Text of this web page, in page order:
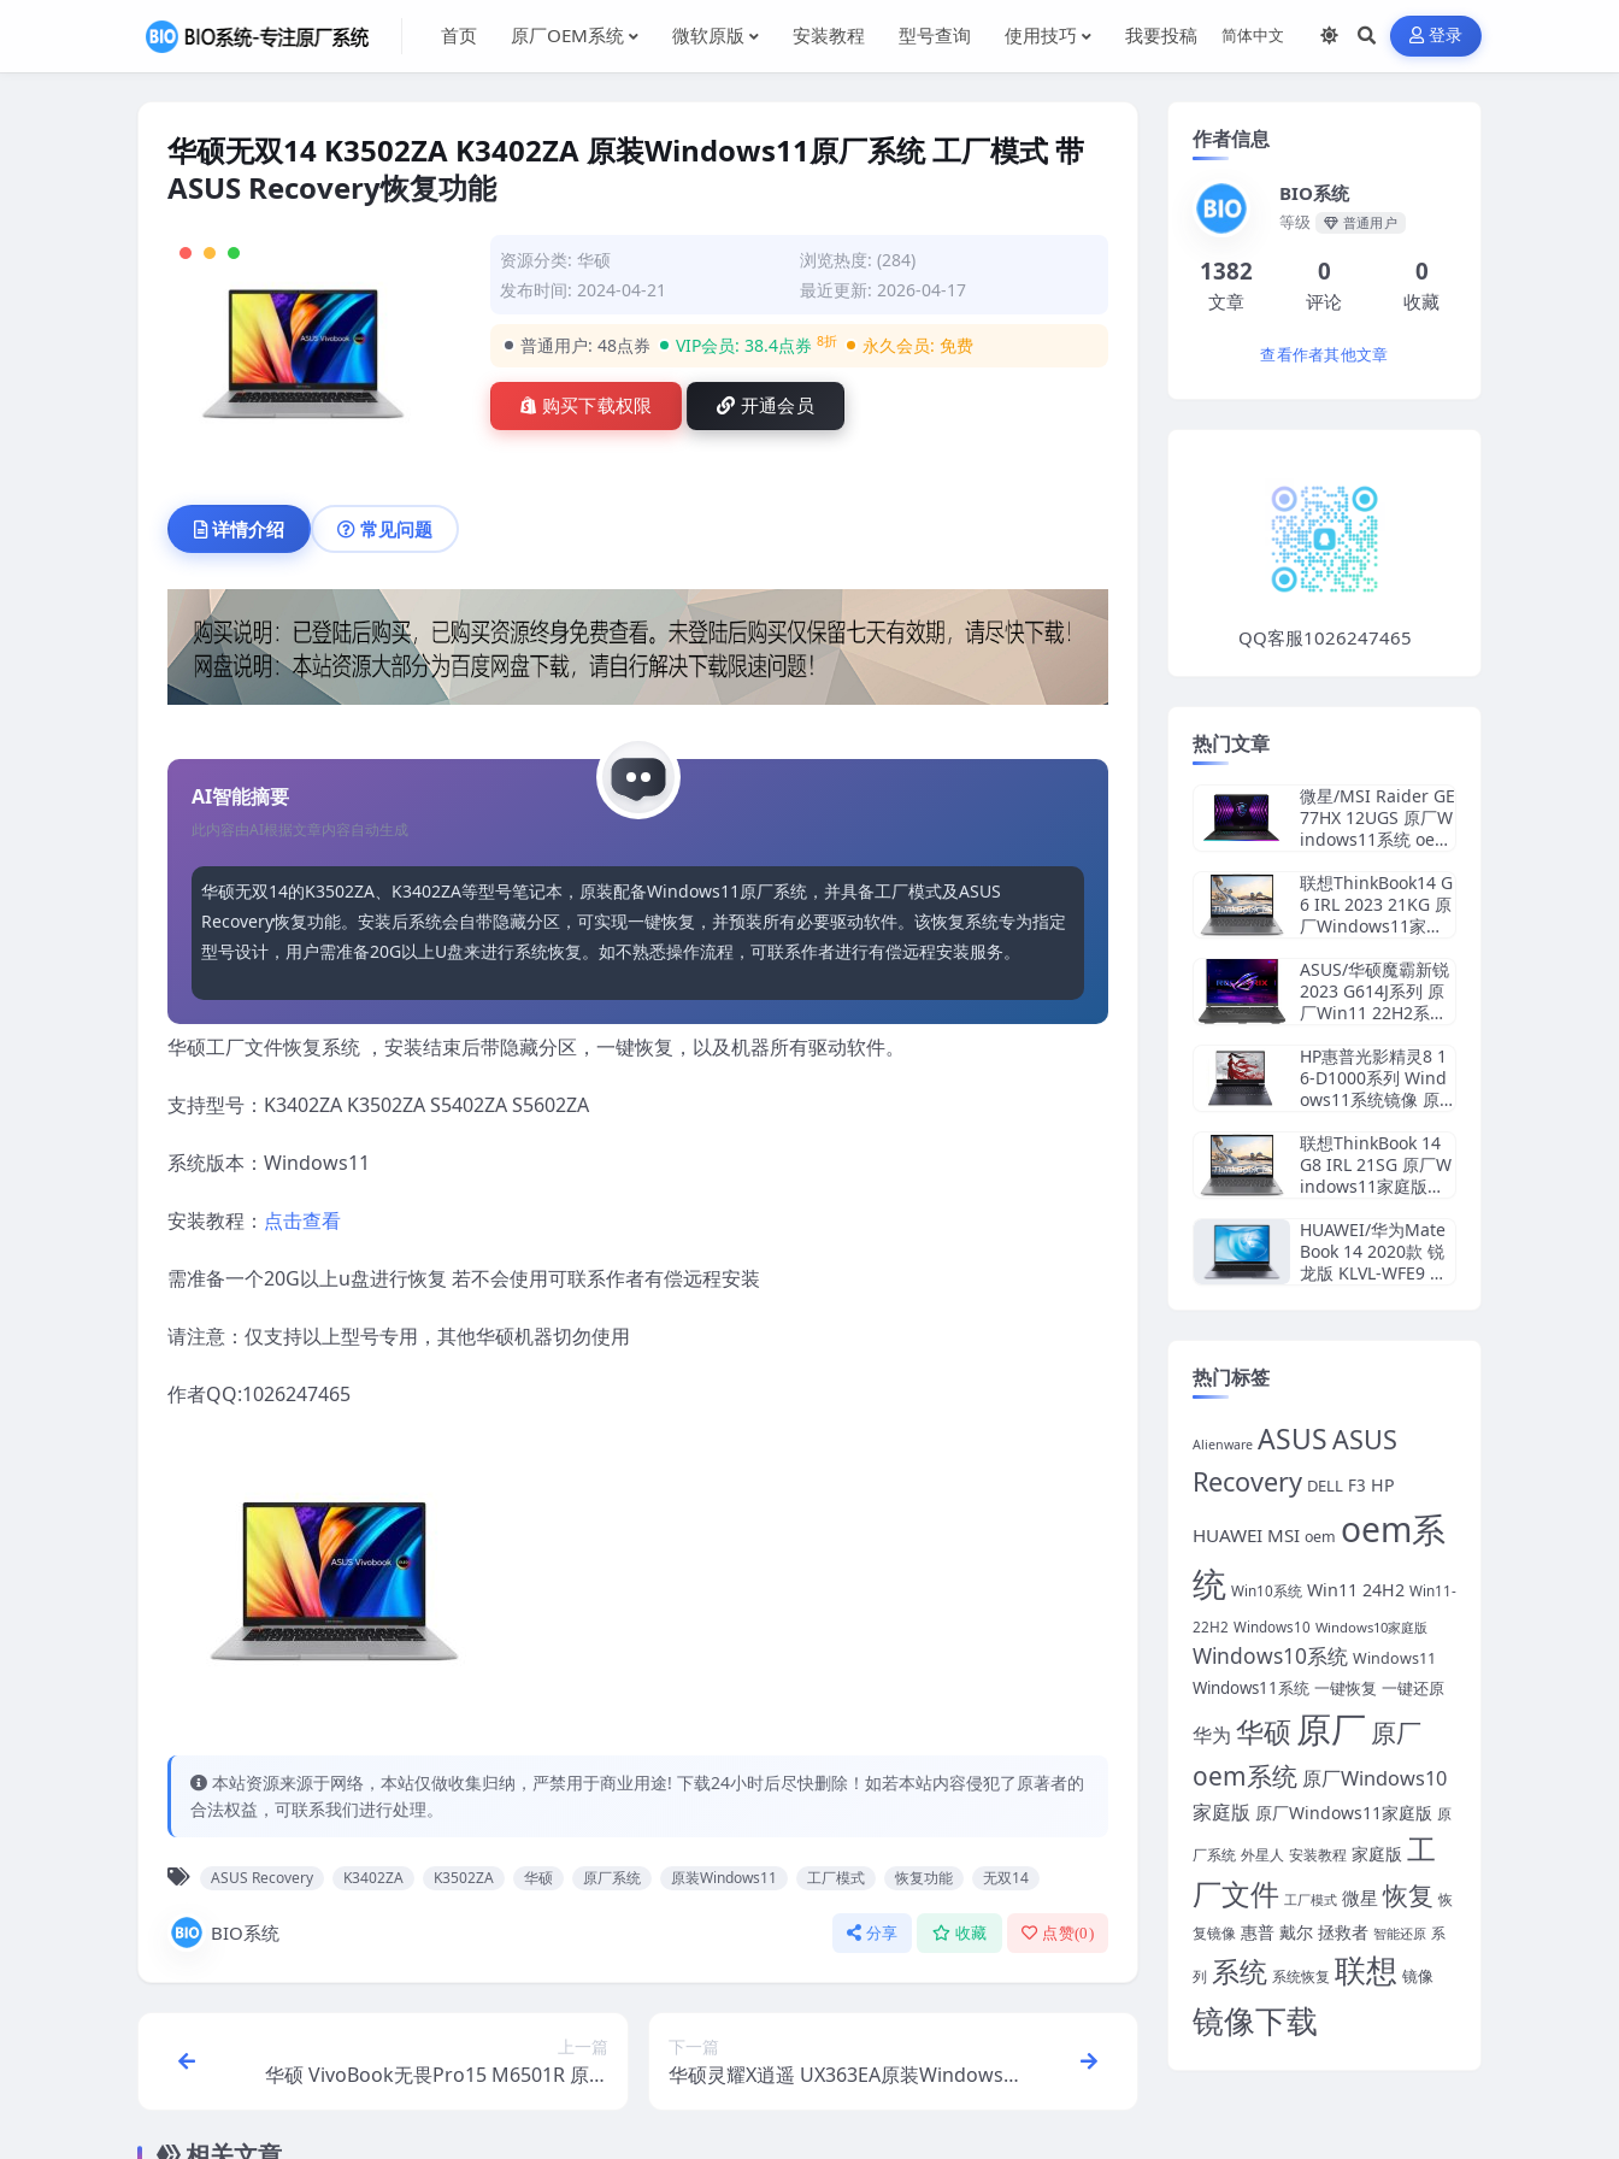
首页 原厂OEM系统 微软原版 安装教程 型号查询 使用技巧 我要投稿 登录
华硕无双14 K3502ZA K3402ZA 原装Windows11原厂系统 工厂模式 带
ASUS Recovery恢复功能
资源分类:华硕
浏览热度: (284)
发布时间: 2024-04-21
最近更新: 2026-04-17
普通用户:48点券 VIP会员:38.4点券 8折 永久会员:免费
购买下载权限 开通会员
详情介绍 常见问题
AI智能摘要
此内容由AI根据文章内容自动生成
华硕无双14的K3502ZA、K3402ZA等型号笔记本，原装配备Windows11原厂系统，并具备工厂模式及ASUS
Recovery恢复功能。安装后系统会自带隐藏分区，可实现一键恢复，并预装所有必要驱动软件。该恢复系统专为指定
型号设计，用户需准备20G以上U盘来进行系统恢复。如不熟悉操作流程，可联系作者进行有偿远程安装服务。
华硕工厂文件恢复系统 ，安装结束后带隐藏分区，一键恢复，以及机器所有驱动软件。
支持型号：K3402ZA K3502ZA S5402ZA S5602ZA
系统版本：Windows11
安装教程： 点击查看
需准备一个20G以上u盘进行恢复 若不会使用可联系作者有偿远程安装
请注意：仅支持以上型号专用，其他华硕机器切勿使用
作者QQ:1026247465
本站资源来源于网络，本站仅做收集归纳，严禁用于商业用途! 下载24小时后尽快删除！如若本站内容侵犯了原著者的
合法权益，可联系我们进行处理。
ASUS Recovery K3402ZA K3502ZA 华硕 原厂系统 原装Windows11 工厂模式 恢复功能 无双14
BIO系统 分享 收藏 点赞(0)
上一篇
华硕 VivoBook无畏Pro15 M6501R 原装
下一篇
华硕灵耀X逍遥 UX363EA原装Windows1
作者信息
BIO系统
等级 普通用户
1382
文章
0
评论
0
收藏
查看作者其他文章
QQ客服1026247465
热门文章
微星/MSI Raider GE
77HX 12UGS 原厂W
indows11系统 oem
联想ThinkBook14 G
6 IRL 2023 21KG 原
厂Windows11家庭
载
ASUS/华硕魔霸新锐
2023 G614J系列 原
厂Win11 22H2系统
ecovery恢复功能
HP惠普光影精灵8 1
6-D1000系列 Wind
ows11系统镜像 原
联想ThinkBook 14
G8 IRL 21SG 原厂W
indows11家庭版系
载
HUAWEI/华为Mate
Book 14 2020款 锐
龙版 KLVL-WFE9 Wi
热门标签
Alienware ASUSASUS
Recovery DELL F3 HP
HUAWEI MSI oem oem系
统 Win10系统 Win11 24H2 Win11-
22H2 Windows10 Windows10家庭版
Windows10系统 Windows11
Windows11系统 一键恢复 一键还原
华为 华硕 原厂 原厂
oem系统 原厂Windows10
家庭版 原厂Windows11家庭版 原
厂系统 外星人 安装教程 家庭版 工
厂文件 工厂模式 微星 恢复 恢
复镜像 惠普 戴尔 拯救者 智能还原 系
列 系统 系统恢复 联想 镜像
镜像下载